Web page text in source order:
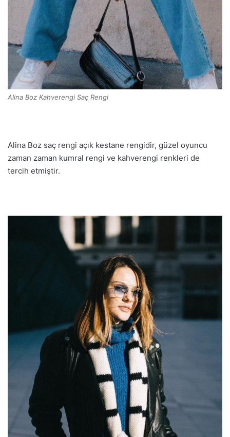
Alina Boz Kahverengi Saç Rengi
Alina Boz saç rengi açık kestane rengidir, güzel oyuncu
zaman zaman kumral rengi ve kahverengi renkleri de
tercih etmiştir.